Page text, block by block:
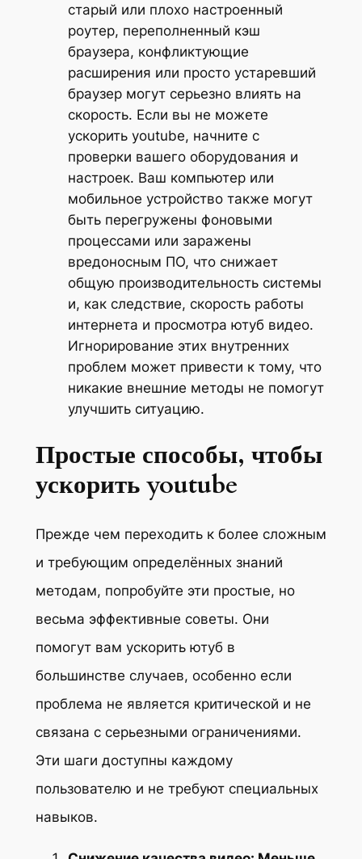
старый или плохо настроенный
роутер, переполненный кэш
браузера, конфликтующие
расширения или просто устаревший
браузер могут серьезно влиять на
скорость. Если вы не можете
ускорить youtube, начните с
проверки вашего оборудования и
настроек. Ваш компьютер или
мобильное устройство также могут
быть перегружены фоновыми
процессами или заражены
вредоносным ПО, что снижает
общую производительность системы
и, как следствие, скорость работы
интернета и просмотра ютуб видео.
Игнорирование этих внутренних
проблем может привести к тому, что
никакие внешние методы не помогут
улучшить ситуацию.
Простые способы, чтобы
ускорить youtube
Прежде чем переходить к более сложным
и требующим определённых знаний
методам, попробуйте эти простые, но
весьма эффективные советы. Они
помогут вам ускорить ютуб в
большинстве случаев, особенно если
проблема не является критической и не
связана с серьезными ограничениями.
Эти шаги доступны каждому
пользователю и не требуют специальных
навыков.